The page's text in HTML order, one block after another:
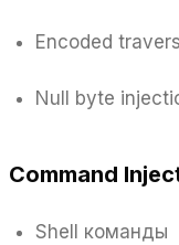
Encoded
Null byte
Command
Shell команды